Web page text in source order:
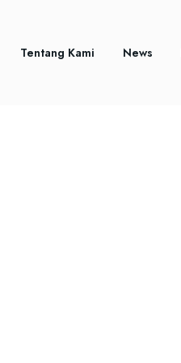
Tentang Kami News